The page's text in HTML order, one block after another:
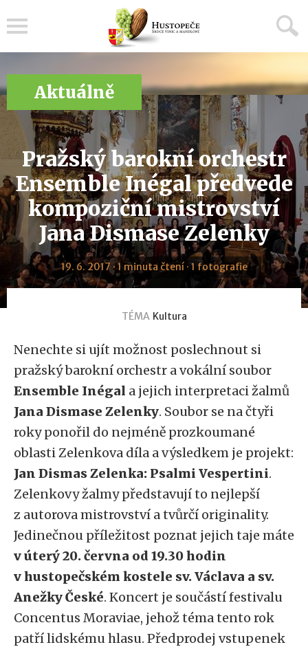
Aktuálně
Pražský barokní orchestr
Ensemble Inégal předvede
kompoziční mistrovství
Jana Dismase Zelenky
19. 6. 2017 · 1 minuta čtení · 1 fotografie
TÉMA Kultura
Nenechte si ujít možnost poslechnout si
pražský barokní orchestr a vokální soubor
Ensemble Inégal a jejich interpretaci žalmů
Jana Dismase Zelenky. Soubor se na čtyři
roky ponořil do nejméně prozkoumané
oblasti Zelenkova díla a výsledkem je projekt:
Jan Dismas Zelenka: Psalmi Vespertini.
Zelenkovy žalmy představují to nejlepší
z autorova mistrovství a tvůrčí originality.
Jedinečnou příležitost poznat jejich taje máte
v úterý 20. června od 19.30 hodin
v hustopečském kostele sv. Václava a sv.
Anežky České. Koncert je součástí festivalu
Concentus Moraviae, jehož téma tento rok
patří lidskému hlasu. Předprodej vstupenek